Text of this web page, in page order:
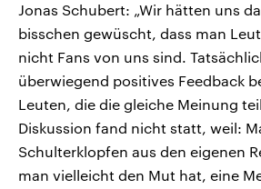
Jonas Schubert: „Wir hätten uns
bisschen gewüscht, dass man
nicht Fans von uns sind.
überwiegend positives Feedback
Leuten, die die gleiche Meinung
Diskussion fand nicht statt, weil:
Schulterklopfen aus den eigenen
man vielleicht den Mut hat, eine